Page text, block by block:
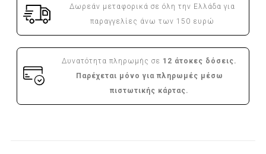
Δωρεάν μεταφορικά σε όλη την Ελλάδα για
παραγγελίες άνω των 150 ευρώ
Δυνατότητα πληρωμής σε 12 άτοκες δόσεις.
Παρέχεται μόνο για πληρωμές μέσω
πιστωτικής κάρτας.